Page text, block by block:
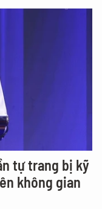
tự trang bị kỹ
không gian